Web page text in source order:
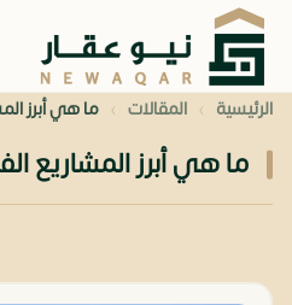
الرئيسية › المقالات › ما هي أبرز
ما هي أبرز المشاريع